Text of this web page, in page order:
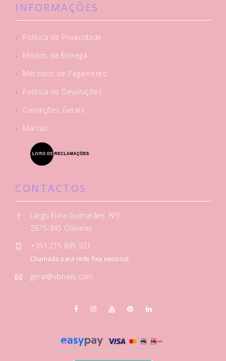
INFORMAÇÕES
-
Política de Privacidade
-
Modos de Entrega
-
Métodos de Pagamento
-
Política de Devoluções
-
Condições Gerais
-
Marcas
CONTACTOS
Largo Elina Guimarães, Nº6
2675-345 Odivelas
+351 215 895 921
Chamada para rede fixa nacional
geral@sbnails.com